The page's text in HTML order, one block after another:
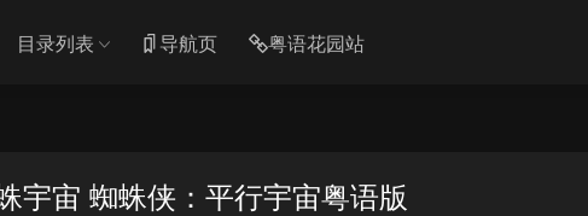
目录列表 导航页 粤语花园站
宇宙 蜘蛛侠：平行宇宙粤语版